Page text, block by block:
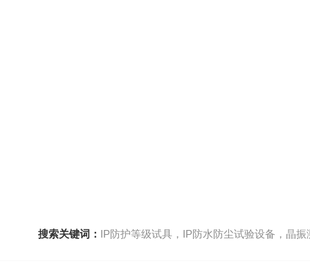
搜索关键词： IP防护等级试具，IP防水防尘试验设备，晶振